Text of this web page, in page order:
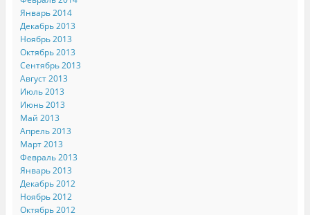
Январь 2014
Декабрь 2013
Ноябрь 2013
Октябрь 2013
Сентябрь 2013
Август 2013
Июль 2013
Июнь 2013
Май 2013
Апрель 2013
Март 2013
Февраль 2013
Январь 2013
Декабрь 2012
Ноябрь 2012
Октябрь 2012